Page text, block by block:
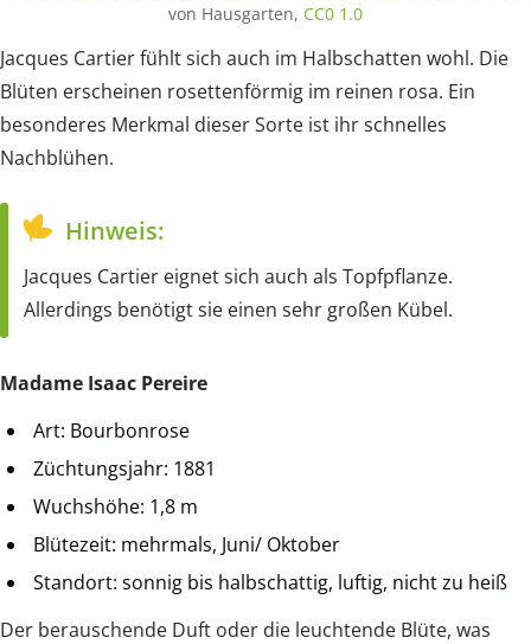
von Hausgarten, CC0 1.0
Jacques Cartier fühlt sich auch im Halbschatten wohl. Die
Blüten erscheinen rosettenförmig im reinen rosa. Ein
besonderes Merkmal dieser Sorte ist ihr schnelles
Nachblühen.
Hinweis:
Jacques Cartier eignet sich auch als Topfpflanze.
Allerdings benötigt sie einen sehr großen Kübel.
Madame Isaac Pereire
Art: Bourbonrose
Züchtungsjahr: 1881
Wuchshöhe: 1,8 m
Blütezeit: mehrmals, Juni/ Oktober
Standort: sonnig bis halbschattig, luftig, nicht zu heiß
Der berauschende Duft oder die leuchtende Blüte, was